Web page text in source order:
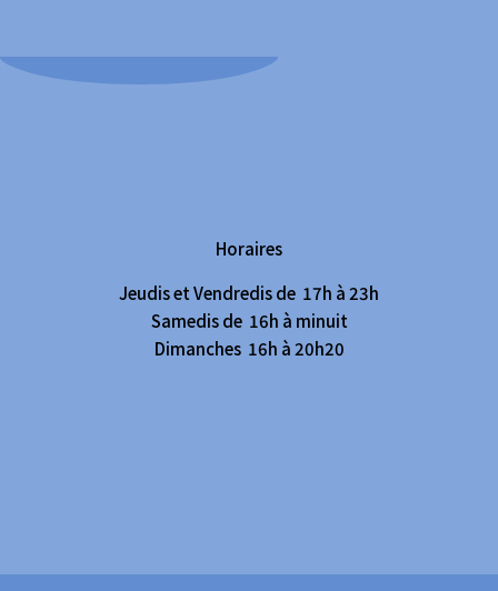
Horaires
Jeudis et Vendredis de 17h à 23h
Samedis de 16h à minuit
Dimanches 16h à 20h20